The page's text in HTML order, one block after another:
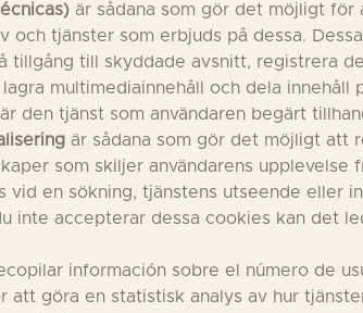
är sådana som gör det möjligt
och tjänster som erbjuds på dessa.
till skyddade avsnitt, registrera
multimediainnehåll och dela innehåll
den tjänst som användaren begärt
är sådana som gör det möjligt att
som skiljer användarens upplevelse
vid en sökning, tjänstens utseende eller
inte accepterar dessa cookies kan det
información sobre el número de
att göra en statistisk analys av hur